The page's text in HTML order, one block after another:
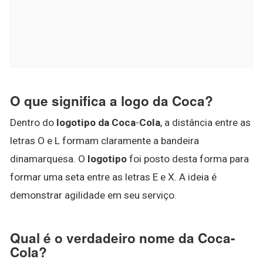
O que significa a logo da Coca?
Dentro do logotipo da Coca-Cola, a distância entre as
letras O e L formam claramente a bandeira
dinamarquesa. O logotipo foi posto desta forma para
formar uma seta entre as letras E e X. A ideia é
demonstrar agilidade em seu serviço.
Qual é o verdadeiro nome da Coca-
Cola?